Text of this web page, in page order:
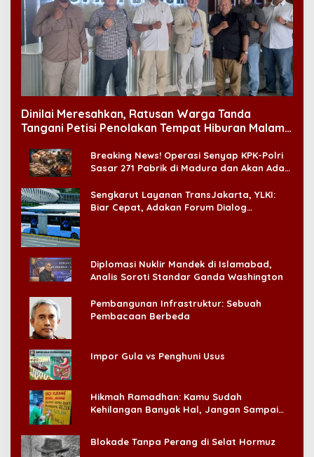
Dinilai Meresahkan, Ratusan Warga Tanda
Tangani Petisi Penolakan Tempat Hiburan Malam
Breaking News! Operasi Senyap KPK-Polri
Sasar 271 Pabrik di Madura dan Akan Ada
Sengkarut Layanan TransJakarta, YLKI:
Biar Cepat, Adakan Forum Dialog
Diplomasi Nuklir Mandek di Islamabad,
Analis Soroti Standar Ganda Washington
Pembangunan Infrastruktur: Sebuah
Pembacaan Berbeda
Impor Gula vs Penghuni Usus
Hikmah Ramadhan: Kamu Sudah
Kehilangan Banyak Hal, Jangan Sampai
Blokade Tanpa Perang di Selat Hormuz